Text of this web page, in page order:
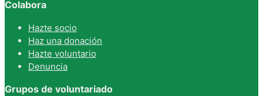
Colabora
Hazte socio
Haz una donación
Hazte voluntario
Denuncia
Grupos de voluntariado